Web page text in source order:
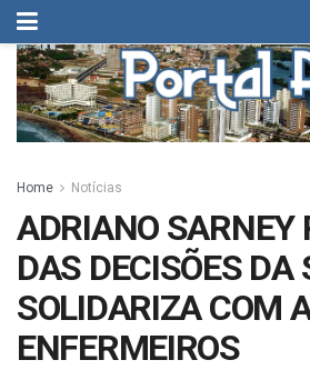
Home Notícias
ADRIANO SARNEY
DAS DECISÕES DA
SOLIDARIZA COM
ENFERMEIROS